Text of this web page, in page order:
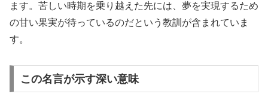
ます。苦しい時期を乗り越えた先には、夢を実現するため
の甘い果実が待っているのだという教訓が含まれていま
す。
この名言が示す深い意味